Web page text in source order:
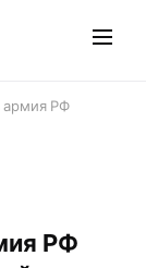
армия РФ
РФ